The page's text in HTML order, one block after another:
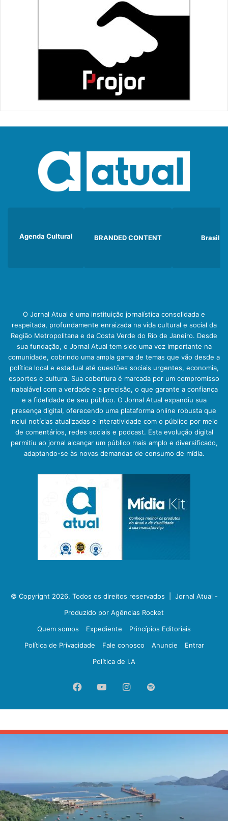
Agenda Cultural BRANDED CONTENT Brasil
O Jornal Atual é uma instituição jornalística consolidada e
respeitada, profundamente enraizada na vida cultural e social da
Região Metropolitana e da Costa Verde do Rio de Janeiro. Desde
sua fundação, o Jornal Atual tem sido uma voz importante na
comunidade, cobrindo uma ampla gama de temas que vão desde a
política local e estadual até questões sociais urgentes, economia,
esportes e cultura. Sua cobertura é marcada por um compromisso
inabalável com a verdade e a precisão, o que garante a confiança
e a fidelidade de seu público. O Jornal Atual expandiu sua
presença digital, oferecendo uma plataforma online robusta que
inclui notícias atualizadas e interatividade com o público por meio
de comentários, redes sociais e podcast. Esta evolução digital
permitiu ao jornal alcançar um público mais amplo e diversificado,
adaptando-se às novas demandas de consumo de mídia.
© Copyright 2026, Todos os direitos reservados | Jornal Atual -
Produzido por Agências Rocket
Quem somos
Expediente
Princípios Editoriais
Política de Privacidade
Fale conosco Anuncie
Entrar
Política de I.A
FacebookYouTubeInstagram
Spotify